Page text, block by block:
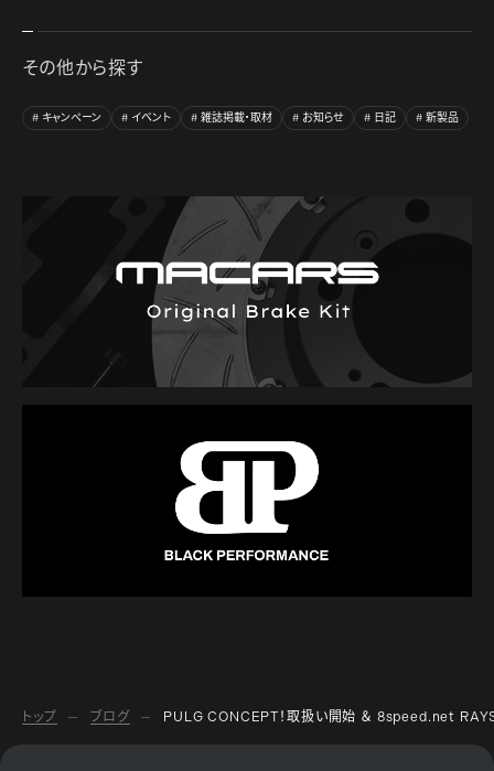
その他から探す
キャンペーン イベント 雑誌掲載・取材 お知らせ 日記 新製品
トップ ブログ PULG CONCEPT！取扱い開始 ＆ 8speed.net RAYS